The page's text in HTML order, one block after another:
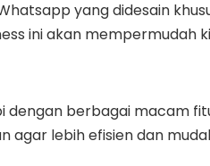
yang didesain
ini akan mempermudah
dengan berbagai macam
agar lebih efisien dan